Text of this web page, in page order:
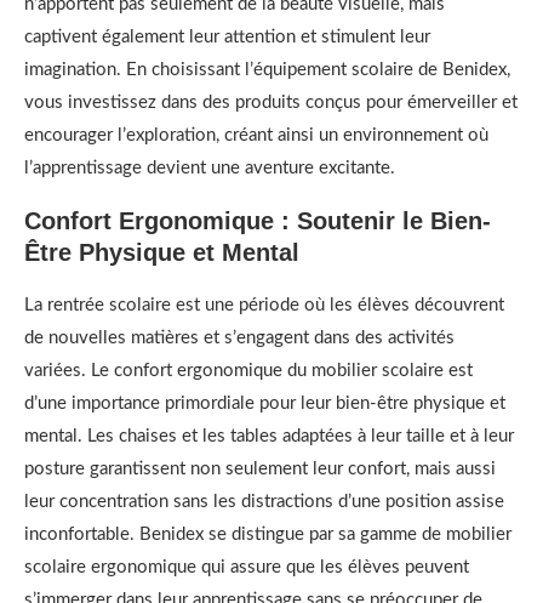
n’apportent pas seulement de la beauté visuelle, mais
captivent également leur attention et stimulent leur
imagination. En choisissant l’équipement scolaire de Benidex,
vous investissez dans des produits conçus pour émerveiller et
encourager l’exploration, créant ainsi un environnement où
l’apprentissage devient une aventure excitante.
Confort Ergonomique : Soutenir le Bien-
Être Physique et Mental
La rentrée scolaire est une période où les élèves découvrent
de nouvelles matières et s’engagent dans des activités
variées. Le confort ergonomique du mobilier scolaire est
d’une importance primordiale pour leur bien-être physique et
mental. Les chaises et les tables adaptées à leur taille et à leur
posture garantissent non seulement leur confort, mais aussi
leur concentration sans les distractions d’une position assise
inconfortable. Benidex se distingue par sa gamme de mobilier
scolaire ergonomique qui assure que les élèves peuvent